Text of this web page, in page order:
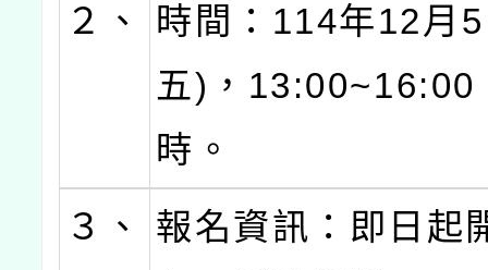
２、
時間：114年12月
五)，13:00~16:00
時。
３、
報名資訊：即日起